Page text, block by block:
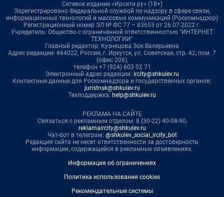
Сетевое издание «Ирсити.ру» (18+)
Зарегистрировано Федеральной службой по надзору в сфере связи,
информационных технологий и массовых коммуникаций (Роскомнадзор)
Регистрационный номер ЭЛ № ФС 77 – 83655 от 26.07.2022 г.
Учредитель: Общество с ограниченной ответственностью "ИНТЕРНЕТ
ТЕХНОЛОГИИ"
Главный редактор: Кузнецова Зоя Валерьевна
Адрес редакции: 664022, Россия, г. Иркутск, ул. Советская, стр. 42, пом. 7
(офис 206),
телефон +7 (924) 603 02 71
Электронный адрес редакции: ircity@shkulev.ru
Контактные данные для Роскомнадзора и государственных органов:
juristnsk@shkulev.ru
Техподдержка: help@shkulev.ru
РЕКЛАМА НА САЙТЕ
Связаться с рекламным отделом: 8 (30-22) 40-08-90,
reklamaircity@shkulev.ru
Чат-бот в телеграм: @shkulev_social_ircity_bot
Редакция сайта не несет ответственности за достоверность
информации, содержащейся в рекламных объявлениях.
Информация об ограничениях
Политика использования cookies
Рекомендательные системы